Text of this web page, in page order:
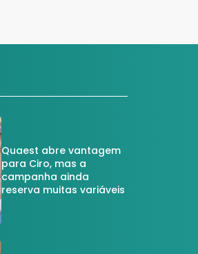
Quaest abre vantagem
para Ciro, mas a
campanha ainda
reserva muitas variáveis